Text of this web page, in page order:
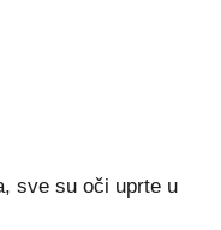
sve su oči uprte u